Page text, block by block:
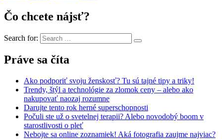
Čo chcete nájsť?
Search for:
Práve sa číta
Ako podporiť svoju ženskosť? Tu sú tajné tipy a triky!
Trendy, štýl a technológie za zlomok ceny – alebo ako
nakupovať naozaj rozumne
Darujte tento rok herné superschopnosti
Počuli ste už o svetelnej terapii? Alebo novodobý boom v
starostlivosti o pleť
Nebojte sa online zoznamiek! Aká fotografia zaujme najviac?